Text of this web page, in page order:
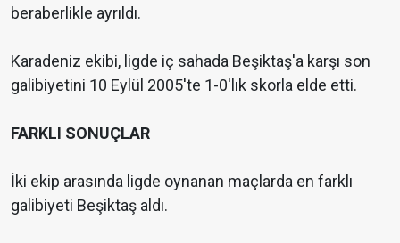
beraberlikle ayrıldı.
Karadeniz ekibi, ligde iç sahada Beşiktaş'a karşı son
galibiyetini 10 Eylül 2005'te 1-0'lık skorla elde etti.
FARKLI SONUÇLAR
İki ekip arasında ligde oynanan maçlarda en farklı
galibiyeti Beşiktaş aldı.